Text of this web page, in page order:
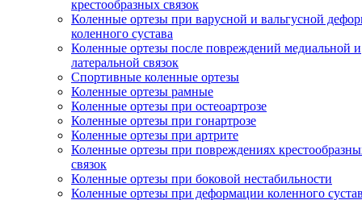
крестообразных связок
Коленные ортезы при варусной и вальгусной
коленного сустава
Коленные ортезы после повреждений медиальной и
латеральной связок
Спортивные коленные ортезы
Коленные ортезы рамные
Коленные ортезы при остеоартрозе
Коленные ортезы при гонартрозе
Коленные ортезы при артрите
Коленные ортезы при повреждениях
связок
Коленные ортезы при боковой нестабильности
Коленные ортезы при деформации коленного